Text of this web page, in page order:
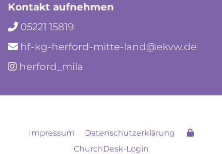
Kontakt aufnehmen
 05221 15819
 hf-kg-herford-mitte-land@ekvw.de
 herford_mila
Impressum
Datenschutzerklärung
ChurchDesk-Login